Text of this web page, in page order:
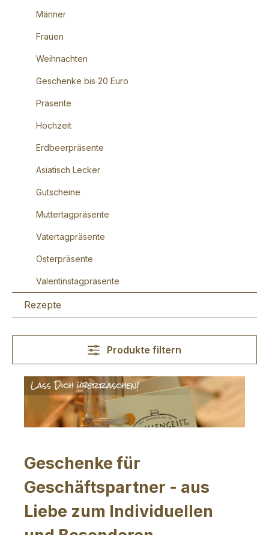
Männer
Frauen
Weihnachten
Geschenke bis 20 Euro
Präsente
Hochzeit
Erdbeerpräsente
Asiatisch Lecker
Gutscheine
Muttertagpräsente
Vatertagpräsente
Osterpräsente
Valentinstagpräsente
Rezepte
Produkte filtern
Geschenke für
Geschäftspartner - aus
Liebe zum Individuellen